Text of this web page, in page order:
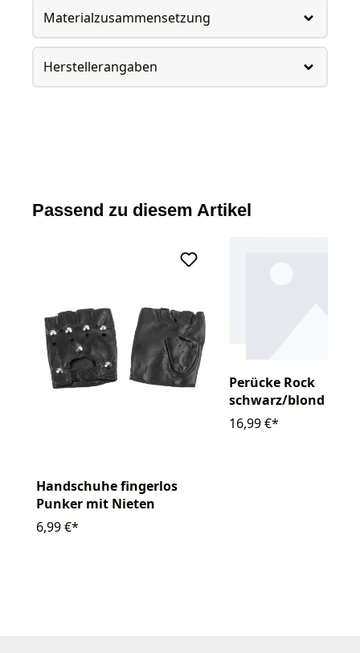
Materialzusammensetzung
Herstellerangaben
Passend zu diesem Artikel
Handschuhe fingerlos
Punker mit Nieten
6,99 €*
Perücke Rock
schwarz/blond
16,99 €*